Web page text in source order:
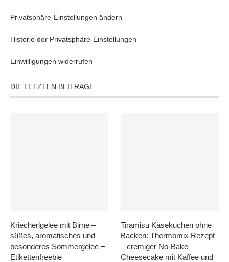
Privatsphäre-Einstellungen ändern
Historie der Privatsphäre-Einstellungen
Einwilligungen widerrufen
DIE LETZTEN BEITRÄGE
Kriecherlgelee mit Birne –
süßes, aromatisches und
besonderes Sommergelee +
Etikettenfreebie
Tiramisu Käsekuchen ohne
Backen: Thermomix Rezept
– cremiger No-Bake
Cheesecake mit Kaffee und